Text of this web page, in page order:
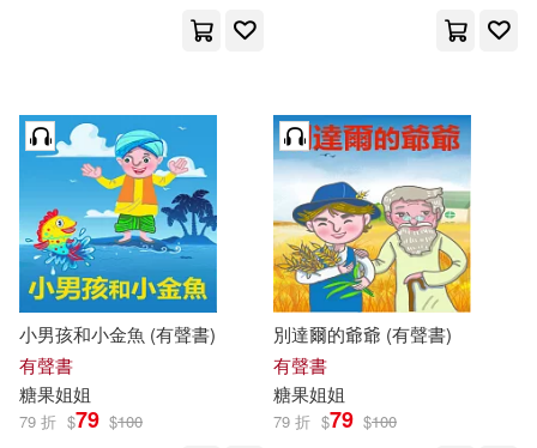
小男孩和小金魚 (有聲書)
有聲書
糖果姐姐
79 折 $79 $100
別達爾的爺爺 (有聲書)
有聲書
糖果姐姐
79 折 $79 $100